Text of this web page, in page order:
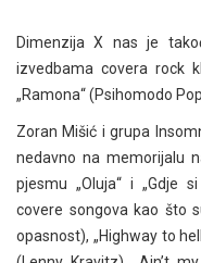
Dimenzija X nas je
izvedbama covera rock
„Ramona“ (Psihomodo
Zoran Mišić i grupa
nedavno na memorijalu
pjesmu „Oluja“ i „Gdje
covere songova kao što
opasnost), „Highway to